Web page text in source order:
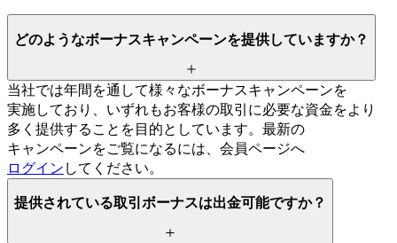
どのようなボーナスキャンペーンを提供していますか？
当社では年間を通して様々なボーナスキャンペーンを
実施しており、 いずれもお客様の取引に必要な資金をより
多く 提供する ことを目的と しています。 最新の
キャンペーンをご覧になるには、 会員ページへ
ログイン してください。
提供されている取引ボーナスは出金可能ですか？